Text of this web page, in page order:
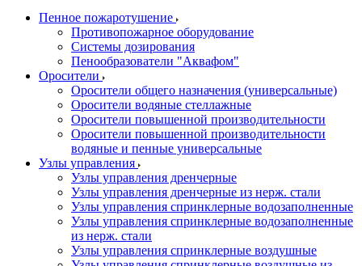
Пенное пожаротушение
Противопожарное оборудование
Системы дозирования
Пенообразователи "Аквафом"
Оросители
Оросители oбщего назначения (универсальные)
Оросители водяные стеллажные
Оросители повышенной производительности
Оросители повышенной производительности
водяные и пенные универсальные
Узлы управления
Узлы управления дренчерные
Узлы управления дренчерные из нерж. стали
Узлы управления спринклерные водозаполненные
Узлы управления спринклерные водозаполненные
из нерж. стали
Узлы управления спринклерные воздушные